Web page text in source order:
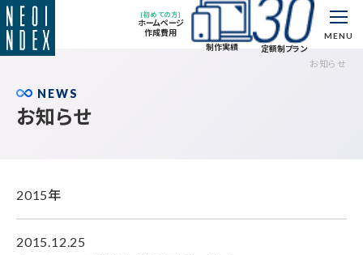
[初めての方]
ホームページ
作成費用
制作実績
定額制プラン
MENU
お知らせ
NEWS
お知らせ
2015年
2015.12.25